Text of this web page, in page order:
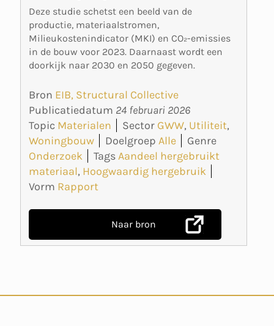
Deze studie schetst een beeld van de
productie, materiaalstromen,
Milieukostenindicator (MKI) en CO₂-emissies
in de bouw voor 2023. Daarnaast wordt een
doorkijk naar 2030 en 2050 gegeven.
Bron EIB, Structural Collective
Publicatiedatum 24 februari 2026
Topic Materialen Sector GWW, Utiliteit,
Woningbouw
Doelgroep Alle
Genre
Onderzoek
TagsAandeel hergebruikt
materiaal, Hoogwaardig hergebruik
Vorm Rapport
Naar bron